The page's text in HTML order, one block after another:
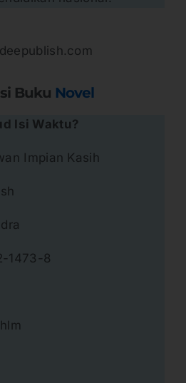
Buku Novel
Isi Waktu?
Impian Kasih
1473-8